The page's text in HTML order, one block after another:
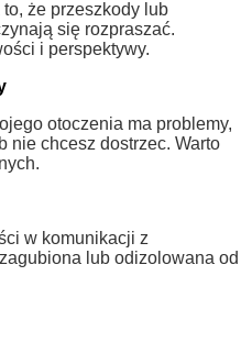
że przeszkody lub
się rozpraszać.
i perspektywy.
otoczenia ma problemy,
nie chcesz dostrzec. Warto
w komunikacji z
lub odizolowana od